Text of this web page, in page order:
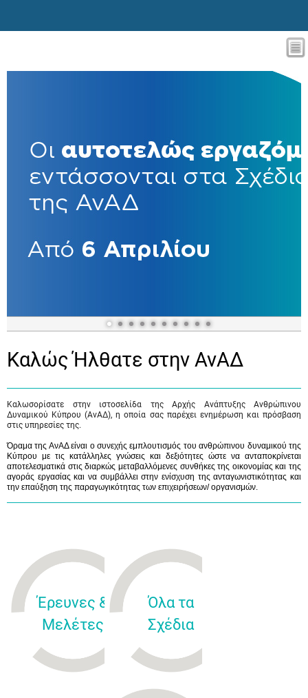
Καλώς Ήλθατε στην ΑνΑΔ
Καλωσορίσατε στην ιστοσελίδα της Αρχής Ανάπτυξης Ανθρώπινου
Δυναμικού Κύπρου (ΑνΑΔ), η οποία σας παρέχει ενημέρωση και πρόσβαση
στις υπηρεσίες της.
Όραμα της ΑνΑΔ είναι ο συνεχής εμπλουτισμός του ανθρώπινου δυναμικού της
Κύπρου με τις κατάλληλες γνώσεις και δεξιότητες ώστε να ανταποκρίνεται
αποτελεσματικά στις διαρκώς μεταβαλλόμενες συνθήκες της οικονομίας και της
αγοράς εργασίας και να συμβάλλει στην ενίσχυση της ανταγωνιστικότητας και
την επαύξηση της παραγωγικότητας των επιχειρήσεων/ οργανισμών.
Έρευνες &
Μελέτες
Όλα τα
Σχέδια